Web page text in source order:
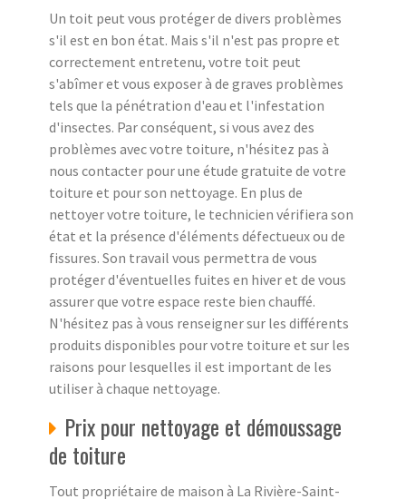
Un toit peut vous protéger de divers problèmes
s'il est en bon état. Mais s'il n'est pas propre et
correctement entretenu, votre toit peut
s'abîmer et vous exposer à de graves problèmes
tels que la pénétration d'eau et l'infestation
d'insectes. Par conséquent, si vous avez des
problèmes avec votre toiture, n'hésitez pas à
nous contacter pour une étude gratuite de votre
toiture et pour son nettoyage. En plus de
nettoyer votre toiture, le technicien vérifiera son
état et la présence d'éléments défectueux ou de
fissures. Son travail vous permettra de vous
protéger d'éventuelles fuites en hiver et de vous
assurer que votre espace reste bien chauffé.
N'hésitez pas à vous renseigner sur les différents
produits disponibles pour votre toiture et sur les
raisons pour lesquelles il est important de les
utiliser à chaque nettoyage.
Prix pour nettoyage et démoussage
de toiture
Tout propriétaire de maison à La Rivière-Saint-